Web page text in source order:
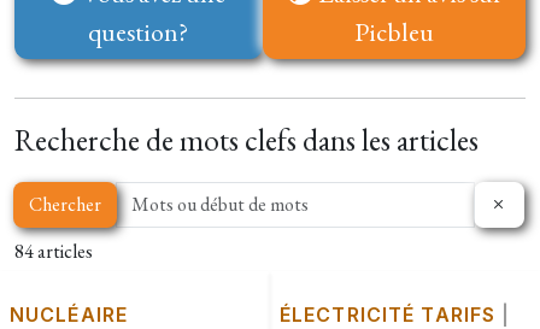
question?
Picbleu
Recherche de mots clefs dans les articles
Chercher
84 articles
NUCLÉAIRE ÉLECTRICITÉ TARIFS